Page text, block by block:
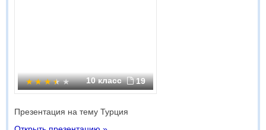
10 класс 19
Презентация на тему Турция